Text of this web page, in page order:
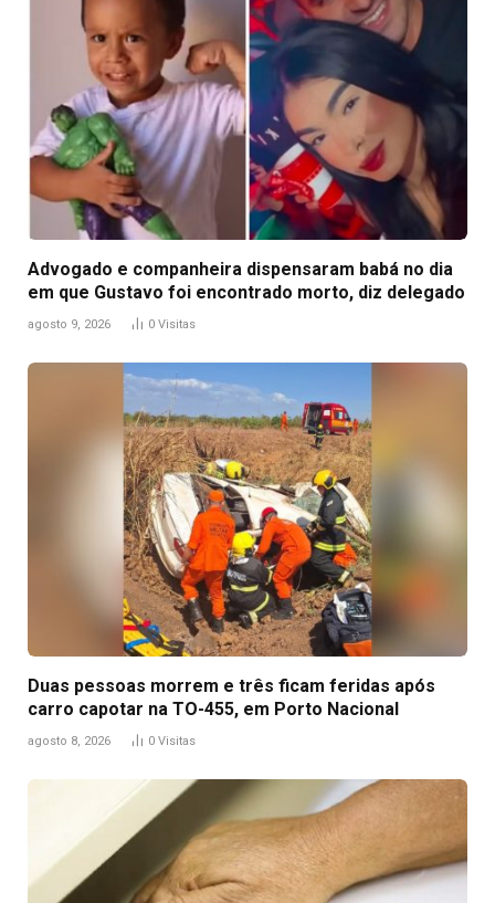
Advogado e companheira dispensaram babá no dia
em que Gustavo foi encontrado morto, diz delegado
agosto 9, 2026 0 Visitas
Duas pessoas morrem e três ficam feridas após
carro capotar na TO-455, em Porto Nacional
agosto 8, 2026 0 Visitas